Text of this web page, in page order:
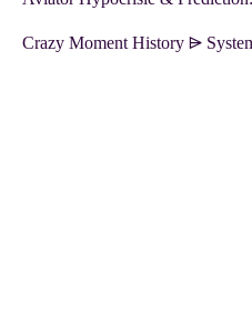
Crazy Moment History ⩥